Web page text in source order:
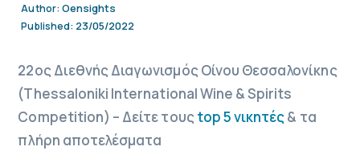
Author: Oensights
Published: 23/05/2022
22ος Διεθνής Διαγωνισμός Οίνου Θεσσαλονίκης
(Thessaloniki International Wine & Spirits
Competition) – Δείτε τους top 5 νικητές& τα
πλήρη αποτελέσματα